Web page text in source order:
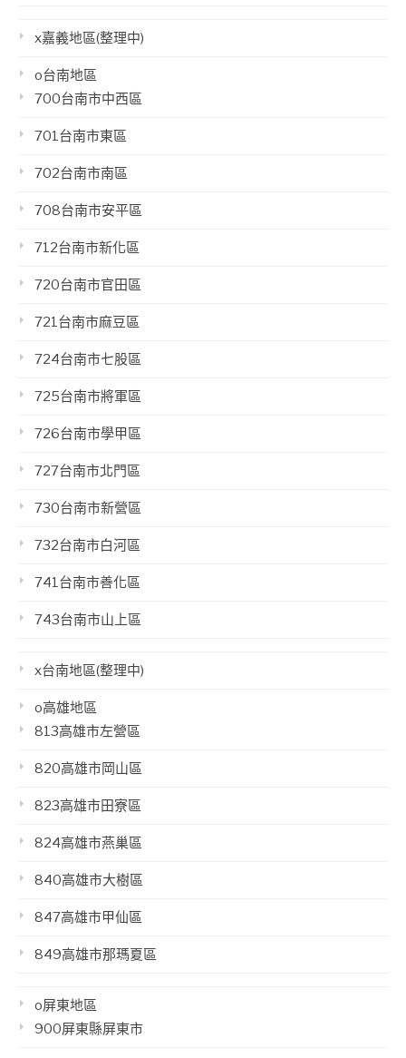
x嘉義地區(整理中)
o台南地區
700台南市中西區
701台南市東區
702台南市南區
708台南市安平區
712台南市新化區
720台南市官田區
721台南市麻豆區
724台南市七股區
725台南市將軍區
726台南市學甲區
727台南市北門區
730台南市新營區
732台南市白河區
741台南市善化區
743台南市山上區
x台南地區(整理中)
o高雄地區
813高雄市左營區
820高雄市岡山區
823高雄市田寮區
824高雄市燕巢區
840高雄市大樹區
847高雄市甲仙區
849高雄市那瑪夏區
o屏東地區
900屏東縣屏東市